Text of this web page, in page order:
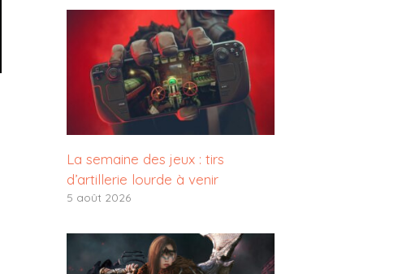
La semaine des jeux : tirs
d’artillerie lourde à venir
5 août 2026